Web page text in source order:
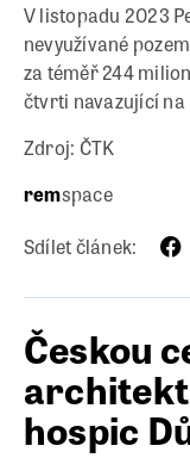
V listopadu 2023
nevyužívané
za téměř 244
čtvrti navazující
Zdroj: ČTK
remspace
Sdílet článek:
Českou
hospic